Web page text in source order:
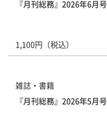
『月刊総務』2026年6月号
1,100円（税込）
雑誌・書籍
『月刊総務』2026年5月号